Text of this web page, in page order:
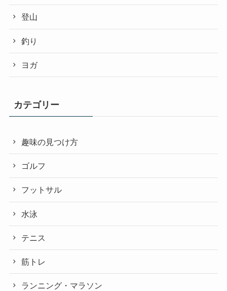
登山
釣り
ヨガ
カテゴリー
趣味の見つけ方
ゴルフ
フットサル
水泳
テニス
筋トレ
ランニング・マラソン